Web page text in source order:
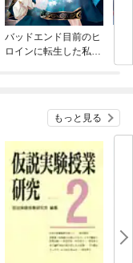
バッドエンド目前のヒ
ロインに転生した私、
もっと見る